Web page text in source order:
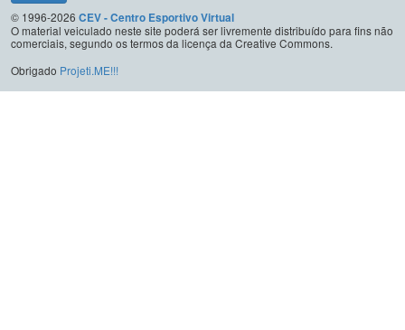
© 1996-2026 CEV - Centro Esportivo Virtual
O material veiculado neste site poderá ser livremente distribuído para fins não
comerciais, segundo os termos da licença da Creative Commons.
Obrigado Projeti.ME!!!